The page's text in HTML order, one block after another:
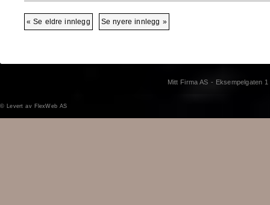
« Se eldre innlegg Se nyere innlegg »
Mitt Firma AS - Eksempelgaten
© Levert av FlexWeb AS